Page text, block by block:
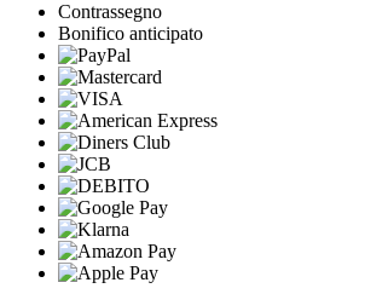
Contrassegno
Bonifico anticipato